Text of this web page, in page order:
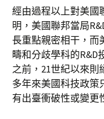
經由過程以上對美國
明，美國聯邦當局
長重點親密相干，而
疇和分歧學科的R&D
之前，21世紀以來則
多年來美國科技政策
有出臺衝破性或變更